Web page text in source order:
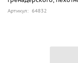
Артикул: 64832